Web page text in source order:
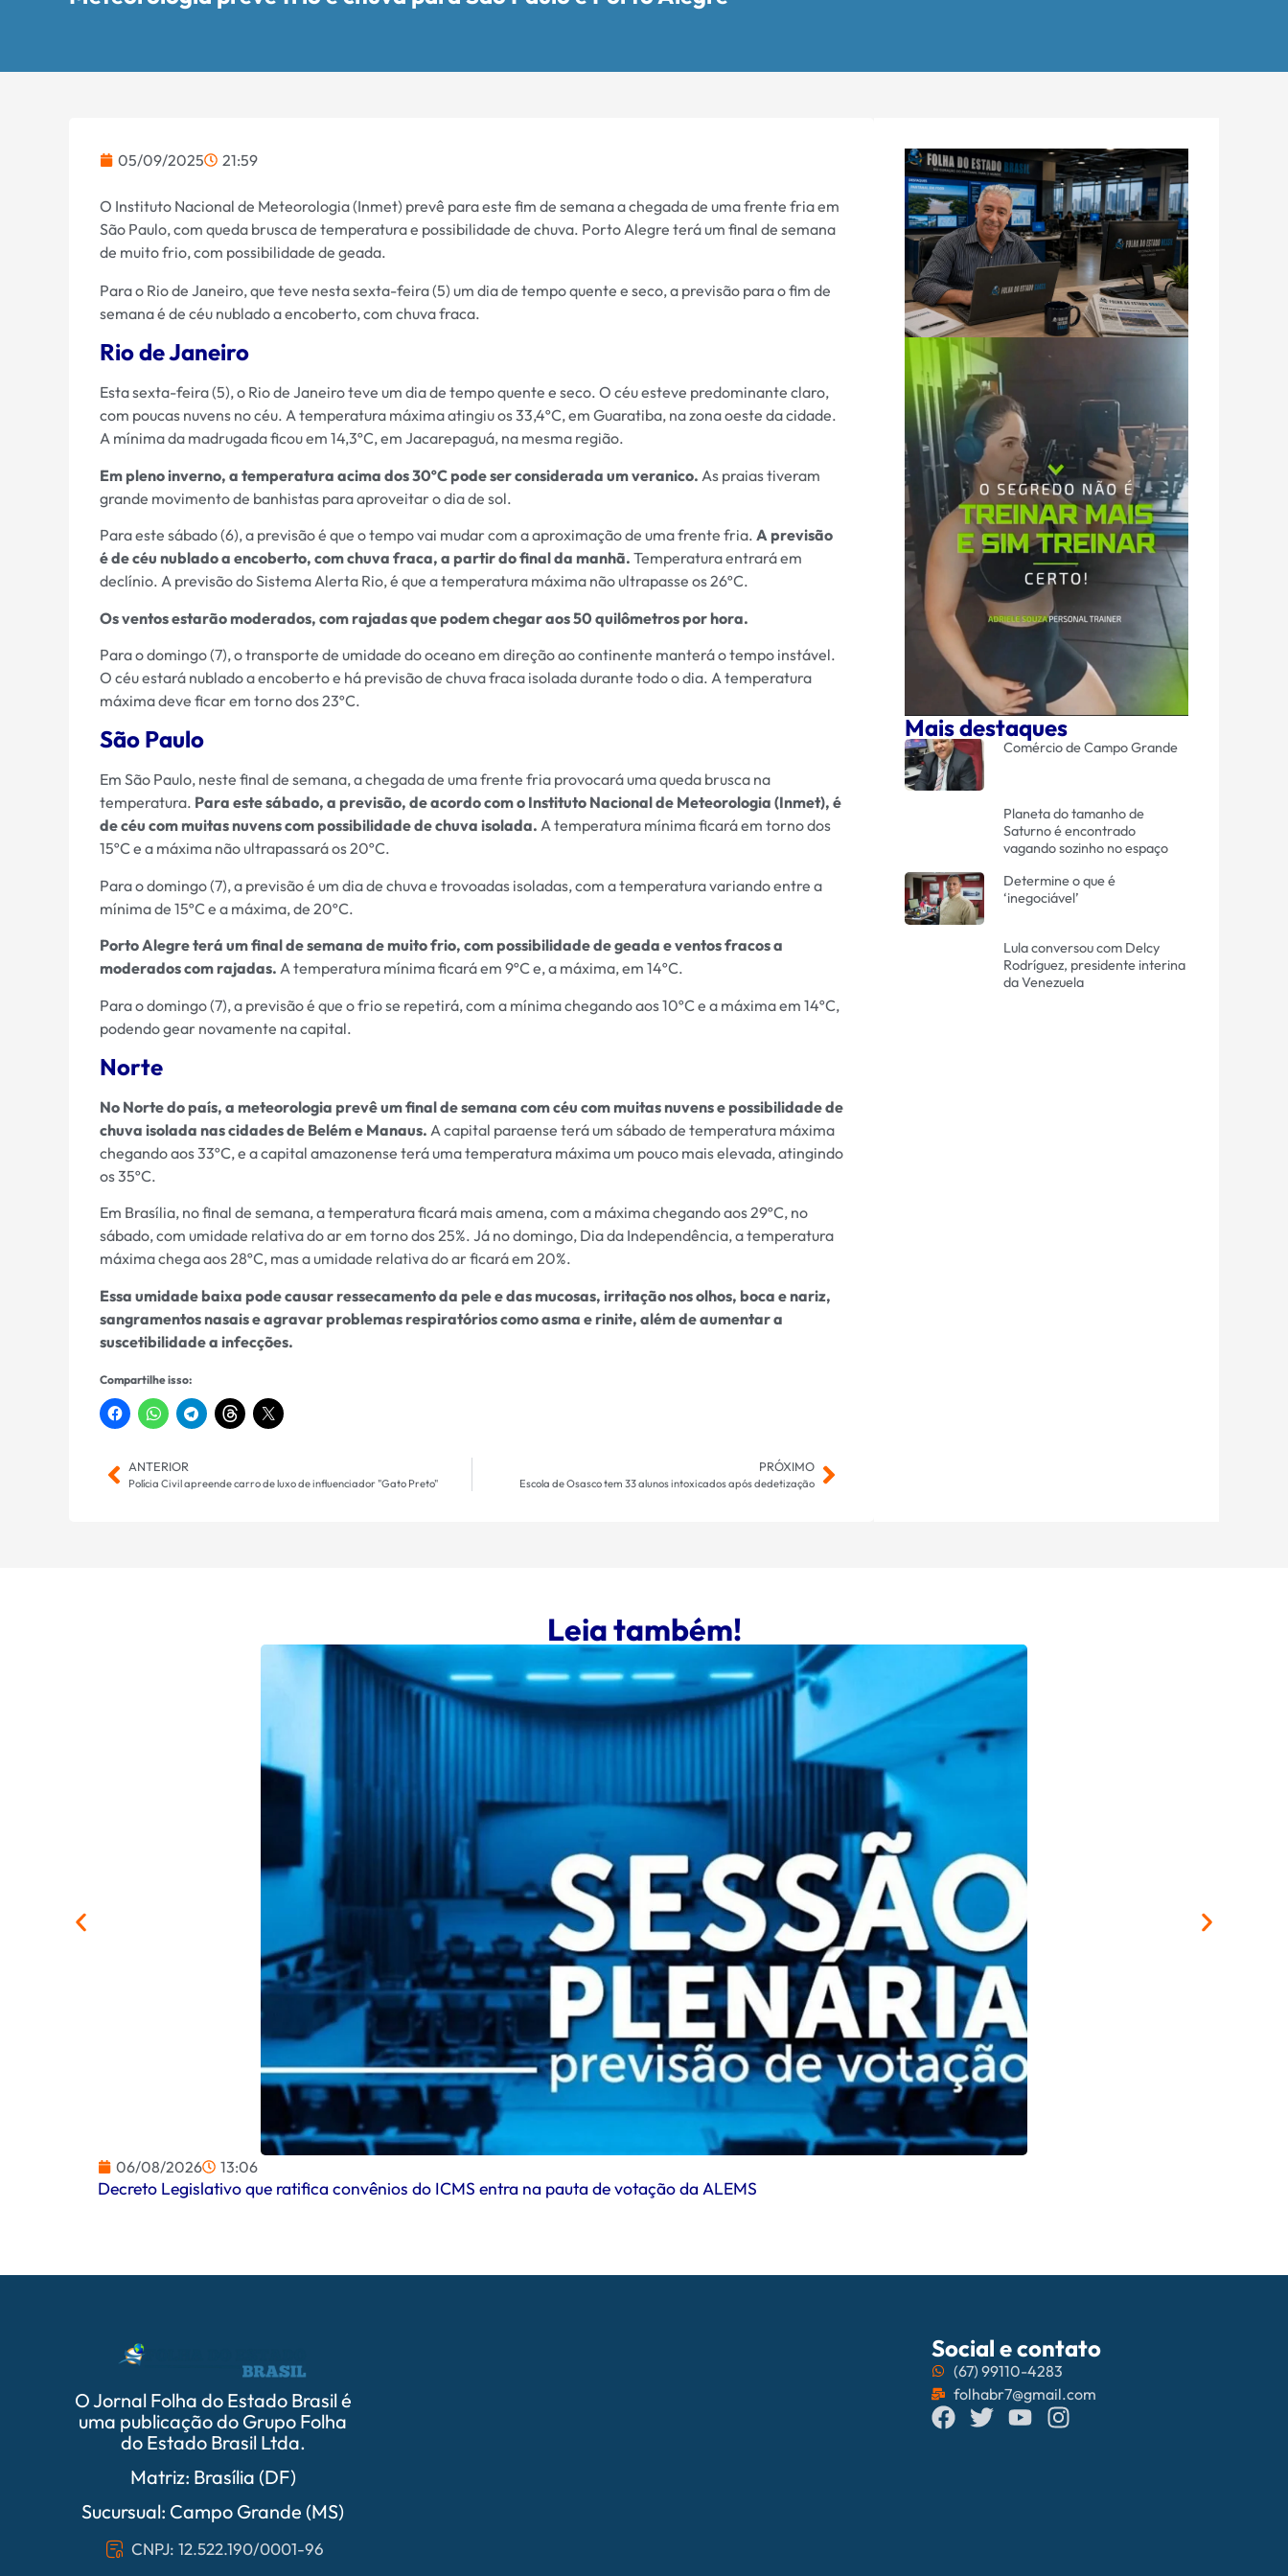
05/09/2025 21:59
O Instituto Nacional de Meteorologia (Inmet) prevê para este fim de semana a chegada de uma frente fria em
São Paulo, com queda brusca de temperatura e possibilidade de chuva. Porto Alegre terá um final de semana
de muito frio, com possibilidade de geada.
Para o Rio de Janeiro, que teve nesta sexta-feira (5) um dia de tempo quente e seco, a previsão para o fim de
semana é de céu nublado a encoberto, com chuva fraca.
Rio de Janeiro
Esta sexta-feira (5), o Rio de Janeiro teve um dia de tempo quente e seco. O céu esteve predominante claro,
com poucas nuvens no céu. A temperatura máxima atingiu os 33,4ºC, em Guaratiba, na zona oeste da cidade.
A mínima da madrugada ficou em 14,3ºC, em Jacarepaguá, na mesma região.
Em pleno inverno, a temperatura acima dos 30ºC pode ser considerada um veranico. As praias tiveram
grande movimento de banhistas para aproveitar o dia de sol.
Para este sábado (6), a previsão é que o tempo vai mudar com a aproximação de uma frente fria. A previsão
é de céu nublado a encoberto, com chuva fraca, a partir do final da manhã. Temperatura entrará em
declínio. A previsão do Sistema Alerta Rio, é que a temperatura máxima não ultrapasse os 26ºC.
Os ventos estarão moderados, com rajadas que podem chegar aos 50 quilômetros por hora.
Para o domingo (7), o transporte de umidade do oceano em direção ao continente manterá o tempo instável.
O céu estará nublado a encoberto e há previsão de chuva fraca isolada durante todo o dia. A temperatura
máxima deve ficar em torno dos 23ºC.
São Paulo
Em São Paulo, neste final de semana, a chegada de uma frente fria provocará uma queda brusca na
temperatura. Para este sábado, a previsão, de acordo com o Instituto Nacional de Meteorologia (Inmet), é
de céu com muitas nuvens com possibilidade de chuva isolada. A temperatura mínima ficará em torno dos
15ºC e a máxima não ultrapassará os 20ºC.
Para o domingo (7), a previsão é um dia de chuva e trovoadas isoladas, com a temperatura variando entre a
mínima de 15ºC e a máxima, de 20ºC.
Porto Alegre terá um final de semana de muito frio, com possibilidade de geada e ventos fracos a
moderados com rajadas. A temperatura mínima ficará em 9ºC e, a máxima, em 14ºC.
Para o domingo (7), a previsão é que o frio se repetirá, com a mínima chegando aos 10ºC e a máxima em 14ºC,
podendo gear novamente na capital.
Norte
No Norte do país, a meteorologia prevê um final de semana com céu com muitas nuvens e possibilidade de
chuva isolada nas cidades de Belém e Manaus. A capital paraense terá um sábado de temperatura máxima
chegando aos 33ºC, e a capital amazonense terá uma temperatura máxima um pouco mais elevada, atingindo
os 35ºC.
Em Brasília, no final de semana, a temperatura ficará mais amena, com a máxima chegando aos 29ºC, no
sábado, com umidade relativa do ar em torno dos 25%. Já no domingo, Dia da Independência, a temperatura
máxima chega aos 28ºC, mas a umidade relativa do ar ficará em 20%.
Essa umidade baixa pode causar ressecamento da pele e das mucosas, irritação nos olhos, boca e nariz,
sangramentos nasais e agravar problemas respiratórios como asma e rinite, além de aumentar a
suscetibilidade a infecções.
Compartilhe isso:
ANTERIOR
Polícia Civil apreende carro de luxo de influenciador "Gato Preto"
PRÓXIMO
Escola de Osasco tem 33 alunos intoxicados após dedetização
Mais destaques
Comércio de Campo Grande
Planeta do tamanho de
Saturno é encontrado
vagando sozinho no espaço
Determine o que é
‘inegociável’
Lula conversou com Delcy
Rodríguez, presidente interina
da Venezuela
Leia também!
06/08/2026 13:06
Decreto Legislativo que ratifica convênios do ICMS entra na pauta de votação da ALEMS
O Jornal Folha do Estado Brasil é
uma publicação do Grupo Folha
do Estado Brasil Ltda.
Matriz: Brasília (DF)
Sucursual: Campo Grande (MS)
CNPJ: 12.522.190/0001-96
Social e contato
(67) 99110-4283
folhabr7@gmail.com